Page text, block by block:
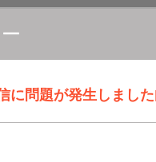
に問題が発生しまし
カレンダー登録
行,【キャスター】今井美桜,